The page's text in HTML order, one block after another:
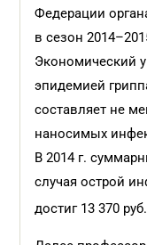
Федерации
в сезон
Экономический
эпидемией
составляет не
наносимых
В 2014 г.
случая острой
достиг 13 370